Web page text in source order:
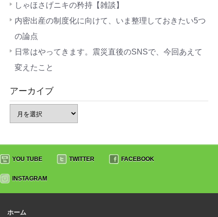
しゃほさげニキの矜持【雑談】
内密出産の制度化に向けて、いま整理しておきたい5つ
の論点
日常はやってきます。震災直後のSNSで、今回あえて
変えたこと
アーカイブ
YOU TUBE TWITTER FACEBOOK
INSTAGRAM
ホーム